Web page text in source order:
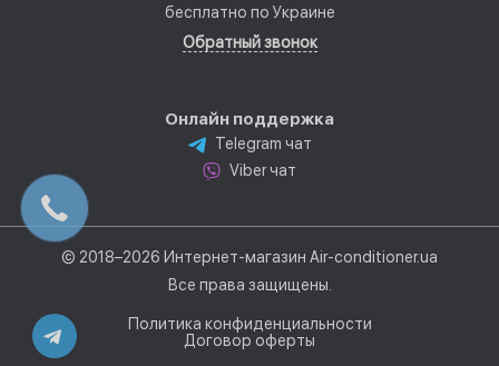
бесплатно по Украине
Обратный звонок
Онлайн поддержка
Telegram чат
Viber чат
© 2018–2026 Интернет-магазин Air-conditioner.ua
Все права защищены.
Политика конфиденциальности
Договор оферты